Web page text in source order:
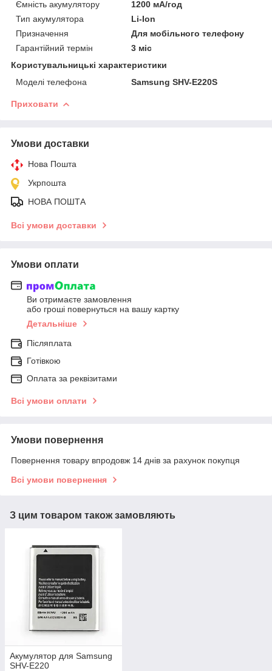
Ємність акумулятору
1200 мА/год
Тип акумулятора
Li-Ion
Призначення
Для мобільного телефону
Гарантійний термін
3 міс
Користувальницькі характеристики
Моделі телефона
Samsung SHV-E220S
Приховати
Умови доставки
Нова Пошта
Укрпошта
НОВА ПОШТА
Всі умови доставки
Умови оплати
Ви отримаєте замовлення
або гроші повернуться на вашу картку
Детальніше
Післяплата
Готівкою
Оплата за реквізитами
Всі умови оплати
Умови повернення
Повернення товару впродовж 14 днів за рахунок покупця
Всі умови повернення
З цим товаром також замовляють
Акумулятор для Samsung
SHV-E220